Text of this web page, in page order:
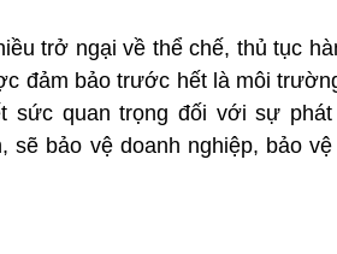
trở ngại về thể chế, thủ tục
đảm bảo trước hết là môi
sức quan trọng đối với sự
sẽ bảo vệ doanh nghiệp, bảo